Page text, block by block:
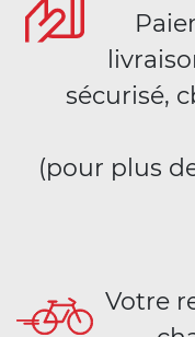
sécurisé,
(pour plus
Votre